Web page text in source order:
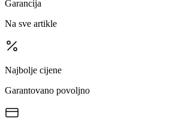
Garancija
Na sve artikle
Najbolje cijene
Garantovano povoljno